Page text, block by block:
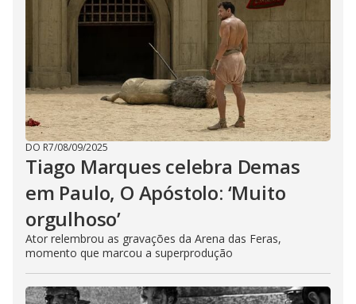
DO R7/08/09/2025
Tiago Marques celebra Demas
em Paulo, O Apóstolo: ‘Muito
orgulhoso’
Ator relembrou as gravações da Arena das Feras,
momento que marcou a superprodução